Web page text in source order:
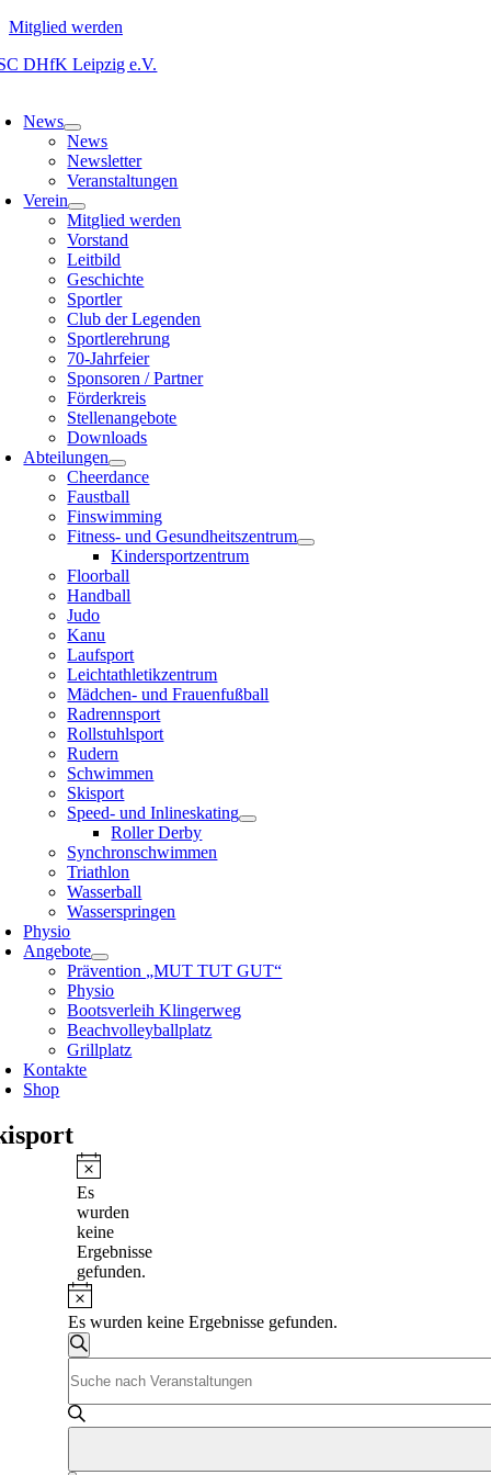
Mitglied werden
Zum
News
News
Newsletter
Veranstaltungen
Verein
Mitglied werden
Vorstand
Leitbild
Geschichte
Sportler
Club der Legenden
Sportlerehrung
70-Jahrfeier
Sponsoren / Partner
Förderkreis
Stellenangebote
Downloads
Abteilungen
Cheerdance
Faustball
Finswimming
Fitness- und Gesundheitszentrum
Kindersportzentrum
Floorball
Handball
Judo
Kanu
Laufsport
Leichtathletikzentrum
Mädchen- und Frauenfußball
Radrennsport
Rollstuhlsport
Rudern
Schwimmen
Skisport
Speed- und Inlineskating
Roller Derby
Synchronschwimmen
Triathlon
Wasserball
Wasserspringen
Physio
Angebote
Prävention „MUT TUT GUT“
Physio
Bootsverleih Klingerweg
Beachvolleyballplatz
Grillplatz
Kontakte
Shop
Veranstaltungen
Hinweis
Es
wurden
keine
Ergebnisse
gefunden.
Hinweis
Es wurden keine Ergebnisse gefunden.
Veranstaltungen
Suche
und
Ansichten,
Navigation
Suche
Schlüsselwort
eingeben.
Suche
Veranstaltungen